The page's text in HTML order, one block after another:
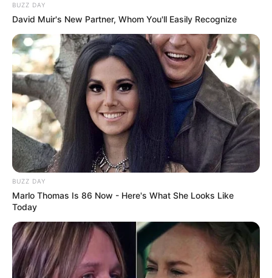
BUZZ DAY
David Muir's New Partner, Whom You'll Easily Recognize
BUZZ DAY
Marlo Thomas Is 86 Now - Here's What She Looks Like
Today